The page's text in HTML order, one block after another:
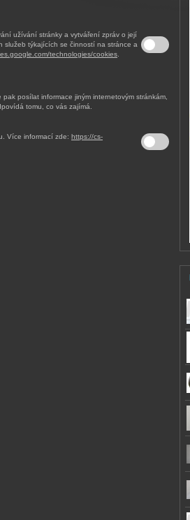
užívání stránky a vytváření zpráv o její
služeb týkajících se činností na stránce a
technologies/cookies.
posílat informace jiným internetovým stránkám,
tomu, co vás zajímá.
Více informací zde: https://cs-